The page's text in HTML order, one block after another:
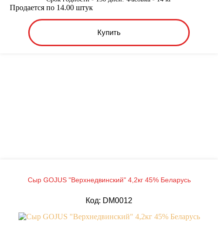
Купить
Продается по 14.00 штук
Сыр GOJUS "Верхнедвинский" 4,2кг 45% Беларусь
Код: DM0012